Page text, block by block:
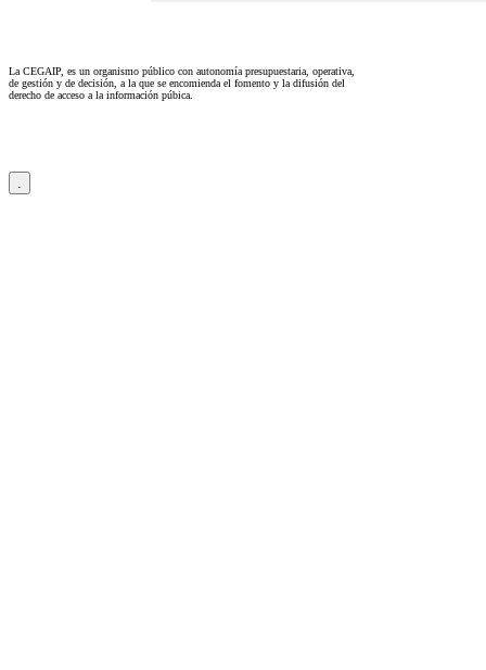
La CEGAIP, es un organismo público con autonomía presupuestaria, operativa,
de gestión y de decisión, a la que se encomienda el fomento y la difusión del
derecho de acceso a la información púbica.